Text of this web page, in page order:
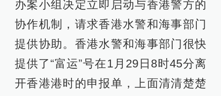
办案小组决定立即启动与香港警方的
协作机制，请求香港水警和海事部门
提供协助。香港水警和海事部门很快
提供了“富运”号在1月29日8时45分离
开香港港时的申报单，上面清清楚楚